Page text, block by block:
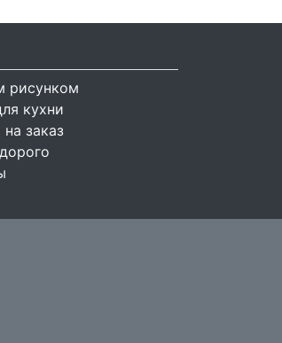
рисунком
кухни
заказ